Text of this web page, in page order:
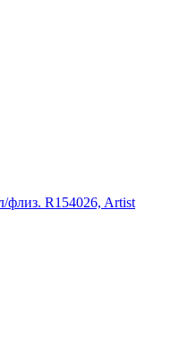
флиз. R154026, Artist